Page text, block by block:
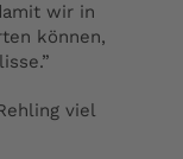
wir in
können,
viel